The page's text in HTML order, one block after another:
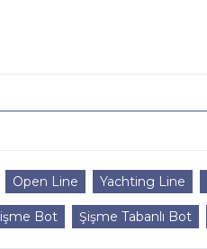
Open Line Yachting Line
Bot Şişme Tabanlı Bot